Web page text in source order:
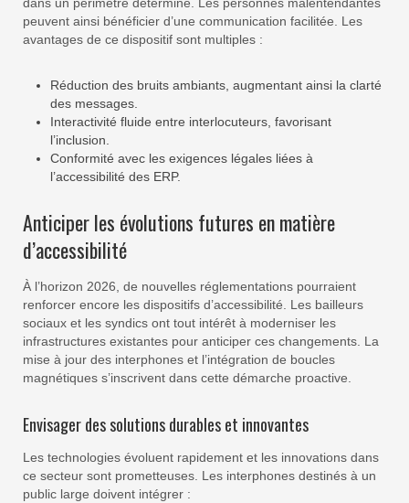
dans un périmètre déterminé. Les personnes malentendantes
peuvent ainsi bénéficier d’une communication facilitée. Les
avantages de ce dispositif sont multiples :
Réduction des bruits ambiants, augmentant ainsi la clarté
des messages.
Interactivité fluide entre interlocuteurs, favorisant
l’inclusion.
Conformité avec les exigences légales liées à
l’accessibilité des ERP.
Anticiper les évolutions futures en matière
d’accessibilité
À l’horizon 2026, de nouvelles réglementations pourraient
renforcer encore les dispositifs d’accessibilité. Les bailleurs
sociaux et les syndics ont tout intérêt à moderniser les
infrastructures existantes pour anticiper ces changements. La
mise à jour des interphones et l’intégration de boucles
magnétiques s’inscrivent dans cette démarche proactive.
Envisager des solutions durables et innovantes
Les technologies évoluent rapidement et les innovations dans
ce secteur sont prometteuses. Les interphones destinés à un
public large doivent intégrer :